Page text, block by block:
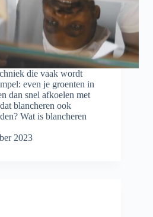
die vaak wordt
even je groenten in
dan snel afkoelen met
blancheren ook
Wat is blancheren
2023